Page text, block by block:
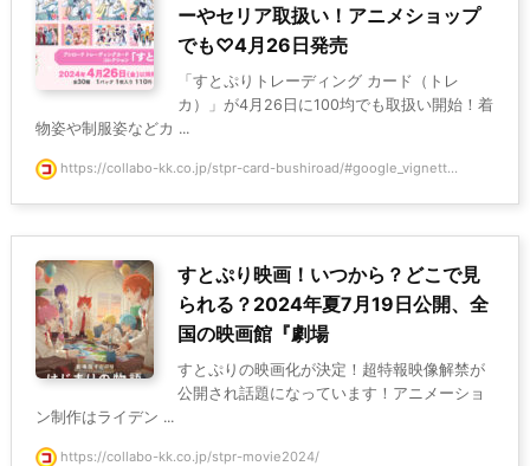
ーやセリア取扱い！アニメショップ
でも♡4月26日発売
「すとぷりトレーディング カード（トレ
カ）」が4月26日に100均でも取扱い開始！着
物姿や制服姿などカ ...
https://collabo-kk.co.jp/stpr-card-bushiroad/#google_vignett...
すとぷり映画！いつから？どこで見
られる？2024年夏7月19日公開、全
国の映画館『劇場
すとぷりの映画化が決定！超特報映像解禁が
公開され話題になっています！アニメーショ
ン制作はライデン ...
https://collabo-kk.co.jp/stpr-movie2024/